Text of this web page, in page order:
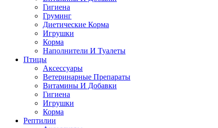
Гигиена
Груминг
Диетические Корма
Игрушки
Корма
Наполнители И Туалеты
Птицы
Аксессуары
Ветеринарные Препараты
Витамины И Добавки
Гигиена
Игрушки
Корма
Рептилии